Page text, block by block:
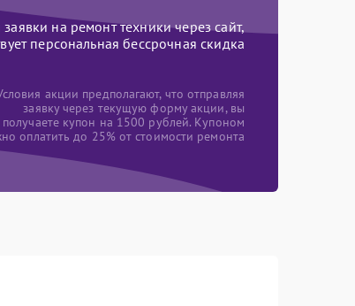
на ремонт техники через сайт,
персональная бессрочная скидка
акции предполагают, что отправляя
заявку через текущую форму акции, вы
получаете купон на 1500 рублей. Купоном
оплатить до 25% от стоимости ремонта